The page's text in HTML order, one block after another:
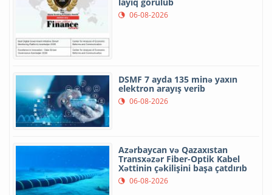
06-08-2026
DSMF 7 ayda 135 minə yaxın
elektron arayış verib
06-08-2026
Azərbaycan və Qazaxıstan
Transxəzər Fiber-Optik Kabel
Xəttinin çəkilişini başa çatdırıb
06-08-2026